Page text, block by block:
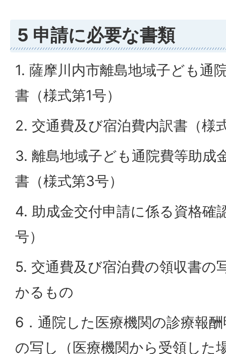
5 申請に必要な書類
1. 薩摩川内市離島地域子ども通
書（様式第1号）
2. 交通費及び宿泊費内訳書（様
3. 離島地域子ども通院費等助成
書（様式第3号）
4. 助成金交付申請に係る資格確
号）
5. 交通費及び宿泊費の領収書の
かるもの
6．通院した医療機関の診療報
の写し（医療機関から受領した